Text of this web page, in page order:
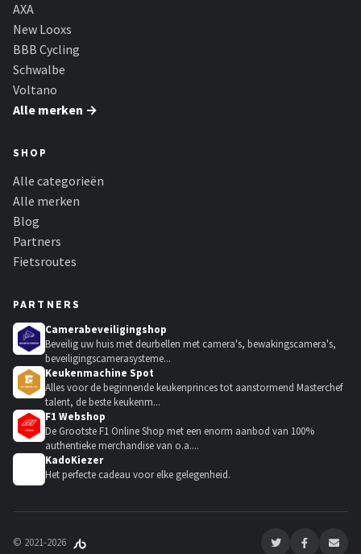
AXA
New Looxs
BBB Cycling
Schwalbe
Voltano
Alle merken →
SHOP
Alle categorieën
Alle merken
Blog
Partners
Fietsroutes
PARTNERS
Camerabeveiligingshop
Beveilig uw huis met deurbellen met camera's, bewakingscamera's,
beveiligingscamerasysteme...
Keukenmachine Spot
Alles voor de beginnende keukenprinces tot aanstormend Masterchef
talent, de beste keukenm...
F1 Webshop
De Grootste F1 Online Shop met een enorm aanbod van 100%
authentieke merchandise van o.a....
KadoKiezer
Het perfecte cadeau voor elke gelegenheid.
© 2021-2026